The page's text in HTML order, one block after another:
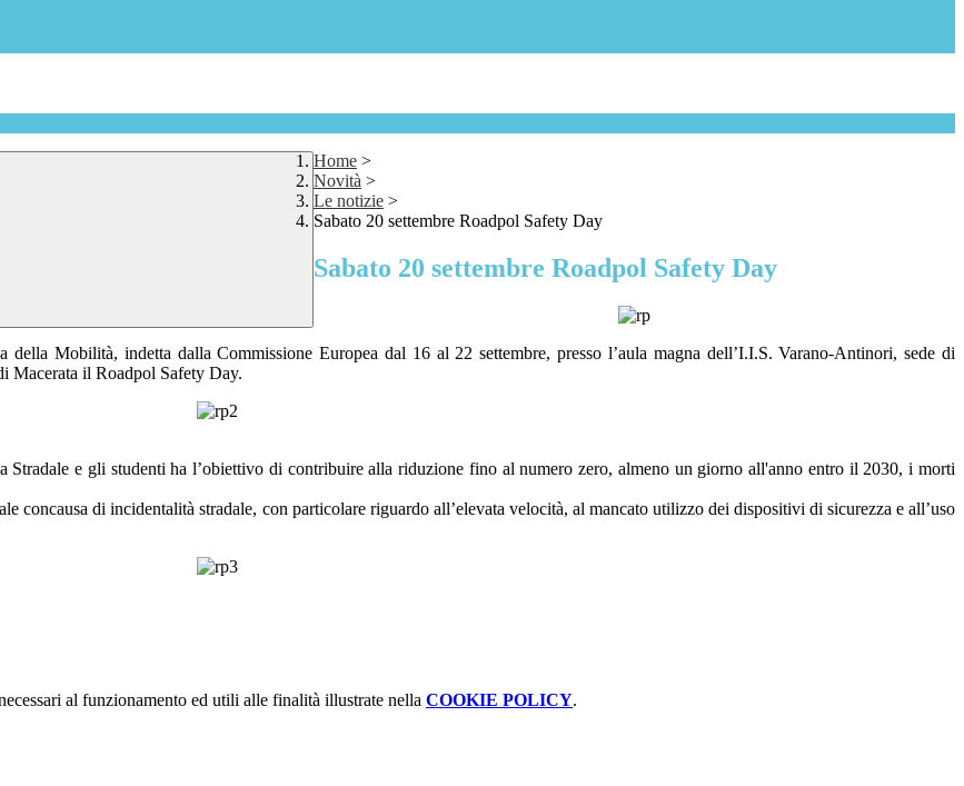
Home >
Novità >
Le notizie >
Sabato 20 settembre Roadpol Safety Day
Sabato 20 settembre Roadpol Safety Day
Mobilità, indetta dalla Commissione Europea dal 16 al 22 settembre, presso l’aula magna dell’I.I.S. Varano-Antinori, sede di
Macerata il Roadpol Safety Day.
e gli studenti ha l’obiettivo di contribuire alla riduzione fino al numero zero, almeno un giorno all'anno entro il 2030, i morti
concausa di incidentalità stradale, con particolare riguardo all’elevata velocità, al mancato utilizzo dei dispositivi di sicurezza e all’uso
al funzionamento ed utili alle finalità illustrate nella COOKIE POLICY.